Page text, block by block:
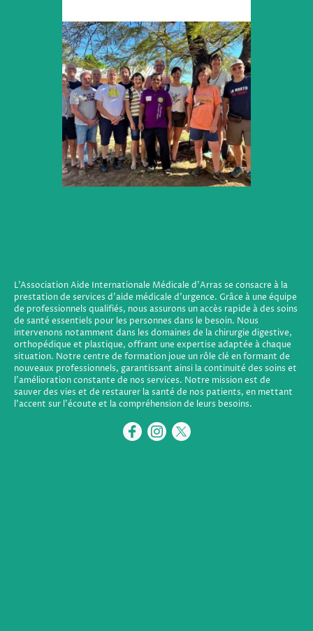
L'Association Aide Internationale Médicale d'Arras se consacre à la
prestation de services d'aide médicale d'urgence. Grâce à une équipe
de professionnels qualifiés, nous assurons un accès rapide à des soins
de santé essentiels pour les personnes dans le besoin. Nous
intervenons notamment dans les domaines de la chirurgie digestive,
orthopédique et plastique, offrant une expertise adaptée à chaque
situation. Notre centre de formation joue un rôle clé en formant de
nouveaux professionnels, garantissant ainsi la continuité des soins et
l'amélioration constante de nos services. Notre mission est de
sauver des vies et de restaurer la santé de nos patients, en mettant
l'accent sur l'écoute et la compréhension de leurs besoins.